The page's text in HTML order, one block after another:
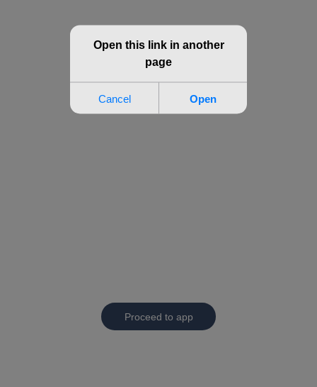
Proceed to app